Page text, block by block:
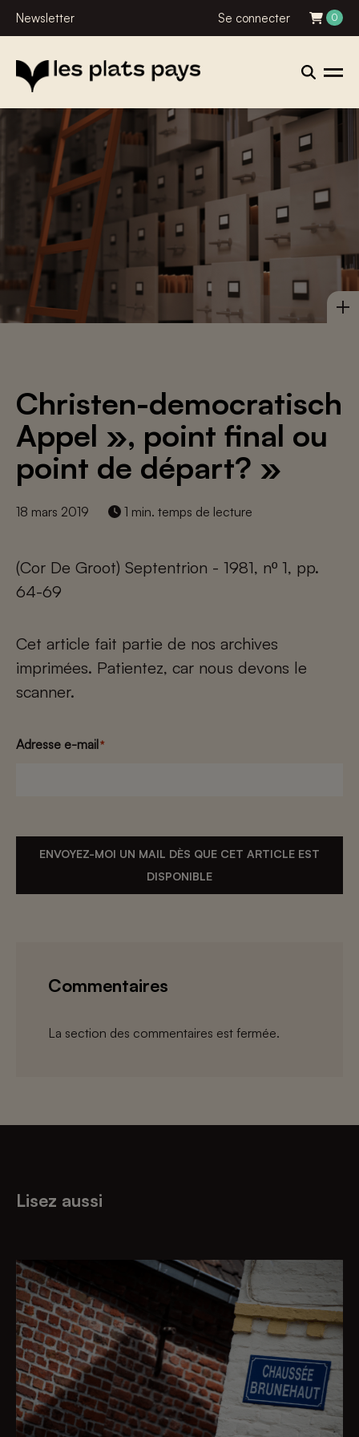
Newsletter Se connecter 0
Christen-democratisch
Appel », point final ou
point de départ? »
18 mars 2019 1 min. temps de lecture
(Cor De Groot) Septentrion - 1981, nº 1, pp.
64-69
Cet article fait partie de nos archives
imprimées. Patientez, car nous devons le
scanner.
Adresse e-mail*
ENVOYEZ-MOI UN MAIL DÈS QUE CET ARTICLE EST
DISPONIBLE
Commentaires
La section des commentaires est fermée.
Lisez aussi